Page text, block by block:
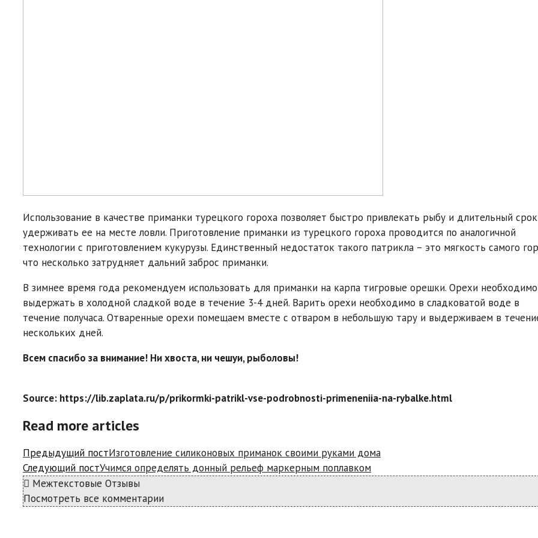
Использование в качестве приманки турецкого гороха позволяет быстро привлекать рыбу и длительный срок
удерживать ее на месте ловли. Приготовление приманки из турецкого гороха проводится по аналогичной
технологии с приготовлением кукурузы. Единственный недостаток такого патрикла – это мягкость самого
что несколько затрудняет дальний заброс приманки.
В зимнее время года рекомендуем использовать для приманки на карпа тигровые орешки. Орехи необходимо
выдержать в холодной сладкой воде в течение 3-4 дней. Варить орехи необходимо в сладковатой воде в
течение получаса. Отваренные орехи помещаем вместе с отваром в небольшую тару и выдерживаем в
нескольких дней.
Всем спасибо за внимание! Ни хвоста, ни чешуи, рыболовы!
Source: https://lib.zaplata.ru/p/prikormki-patrikl-vse-podrobnosti-primeneniia-na-rybalke.html
Read more articles
Предыдущий постИзготовление силиконовых приманок своими руками дома
Следующий постУчимся определять донный рельеф маркерным поплавком
Межтекстовые Отзывы
Посмотреть все комментарии